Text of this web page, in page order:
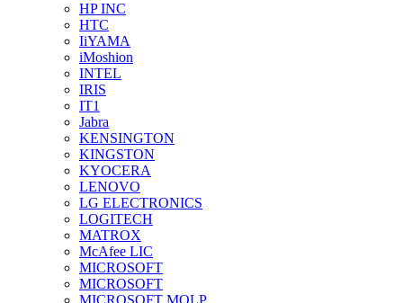
HP INC
HTC
IiYAMA
iMoshion
INTEL
IRIS
IT1
Jabra
KENSINGTON
KINGSTON
KYOCERA
LENOVO
LG ELECTRONICS
LOGITECH
MATROX
McAfee LIC
MICROSOFT
MICROSOFT
MICROSOFT MOLP